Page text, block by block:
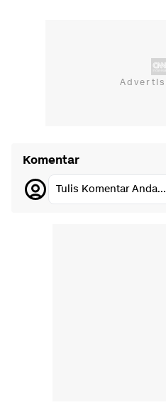
Komentar
Tulis Komentar Anda...